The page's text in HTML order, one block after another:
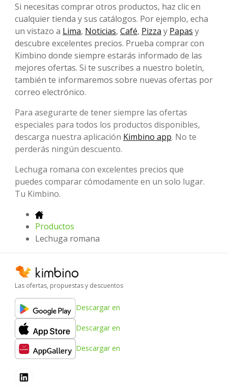
Si necesitas comprar otros productos, haz clic en
cualquier tienda y sus catálogos. Por ejemplo, echa
un vistazo a Lima, Noticias, Café, Pizza y Papas y
descubre excelentes precios. Prueba comprar con
Kimbino donde siempre estarás informado de las
mejores ofertas. Si te suscribes a nuestro boletín,
también te informaremos sobre nuevas ofertas por
correo electrónico.
Para asegurarte de tener siempre las ofertas
especiales para todos los productos disponibles,
descarga nuestra aplicación Kimbino app. No te
perderás ningún descuento.
Lechuga romana con excelentes precios que
puedes comparar cómodamente en un solo lugar.
Tu Kimbino.
Productos
Lechuga romana
Las ofertas, propuestas y descuentos
Descargar en
Descargar en
Descargar en